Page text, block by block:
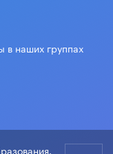
в наших группах